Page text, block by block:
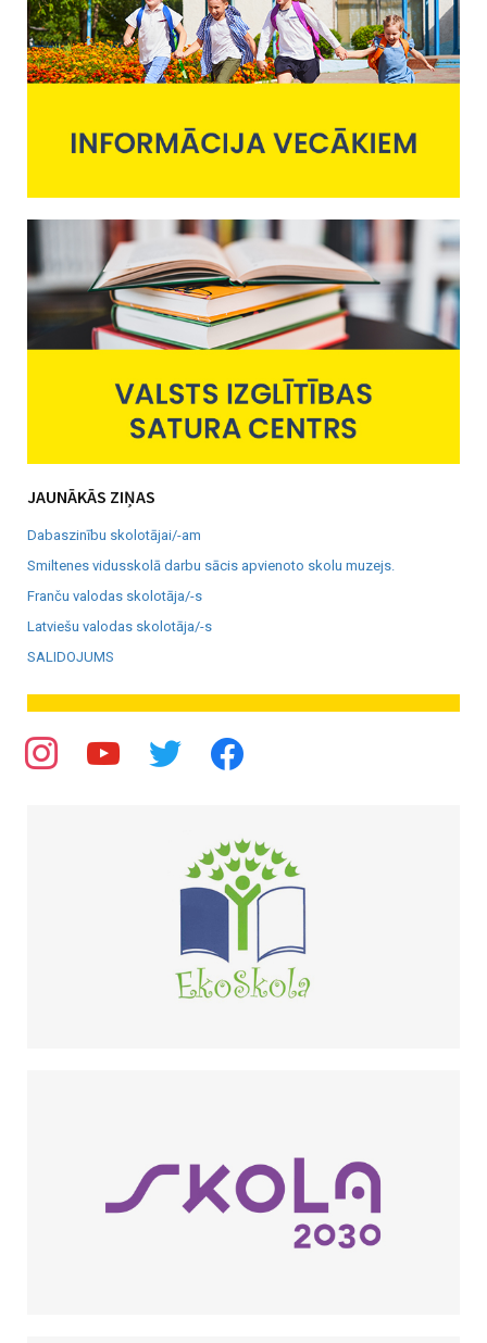
JAUNĀKĀS ZIŅAS
Dabaszinību skolotājai/-am
Smiltenes vidusskolā darbu sācis apvienoto skolu muzejs.
Franču valodas skolotāja/-s
Latviešu valodas skolotāja/-s
SALIDOJUMS